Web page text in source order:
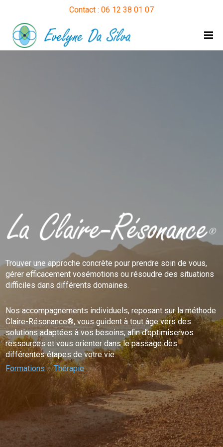
Contact : 06 12 38 01 07
Trouver une approche concrète pour prendre soin de vous,
gérer efficacement vosémotions ou résoudre des situations
difficiles dans différents domaines.
Nos accompagnements individuels, reposant sur la méthode
Claire-Résonance®, vous guident à tout âge vers des
solutions adaptées à vos besoins, afin d’optimiservos
ressources et vous orienter dans le passage des
différentes étapes de votre vie.
Formations–Thérapie